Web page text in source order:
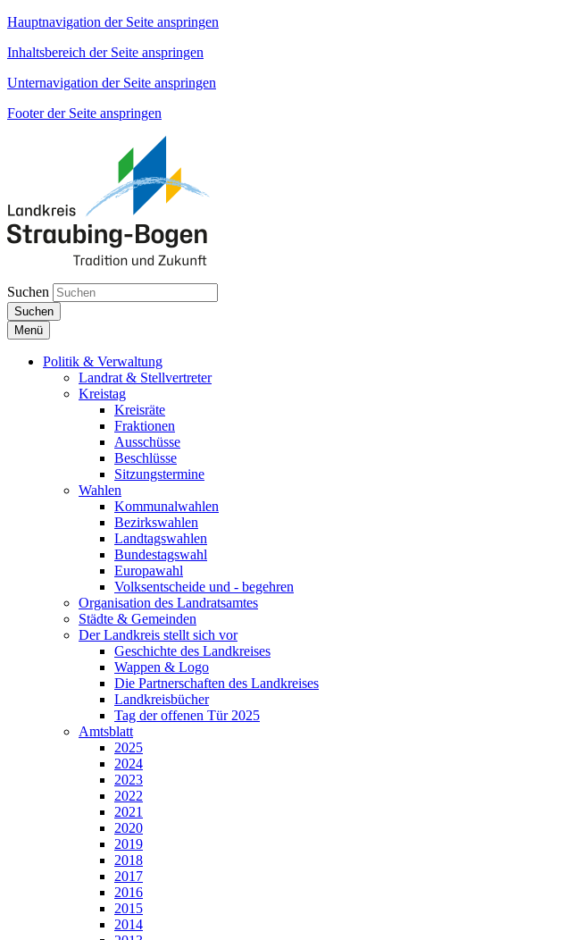
Hauptnavigation der Seite anspringen
Inhaltsbereich der Seite anspringen
Unternavigation der Seite anspringen
Footer der Seite anspringen
Suchen
Suchen
Menü
Politik & Verwaltung
Landrat & Stellvertreter
Kreistag
Kreisräte
Fraktionen
Ausschüsse
Beschlüsse
Sitzungstermine
Wahlen
Kommunalwahlen
Bezirkswahlen
Landtagswahlen
Bundestagswahl
Europawahl
Volksentscheide und - begehren
Organisation des Landratsamtes
Städte & Gemeinden
Der Landkreis stellt sich vor
Geschichte des Landkreises
Wappen & Logo
Die Partnerschaften des Landkreises
Landkreisbücher
Tag der offenen Tür 2025
Amtsblatt
2025
2024
2023
2022
2021
2020
2019
2018
2017
2016
2015
2014